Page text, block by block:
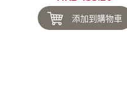
添加到購物車